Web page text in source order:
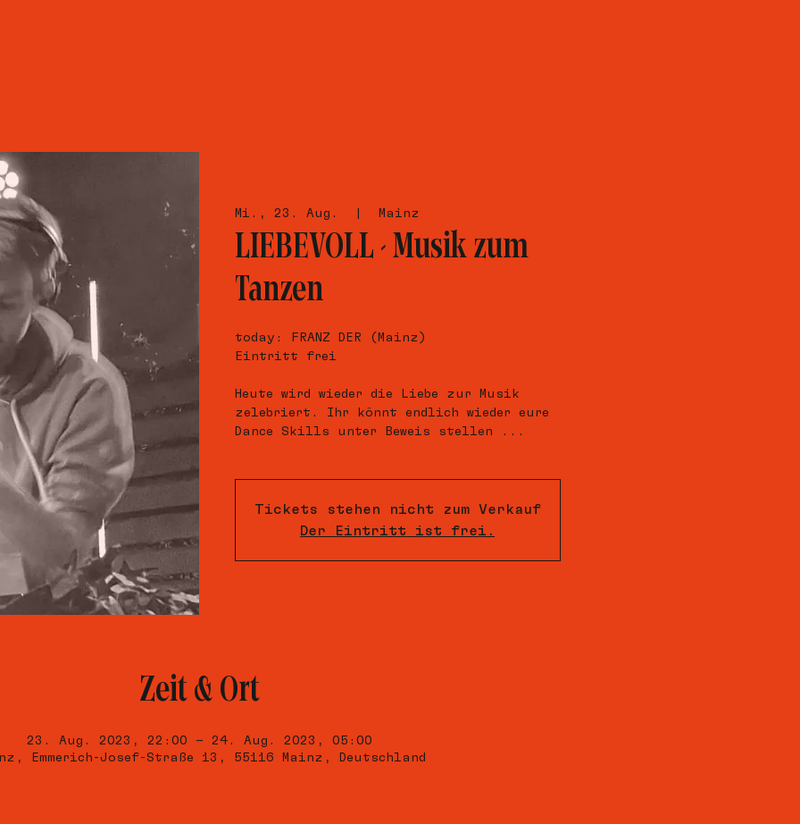
Mi., 23. Aug. Mainz
LIEBEVOLL - Musik zum
Tanzen
today: FRANZ DER (Mainz)
Eintritt frei
Heute wird wieder die Liebe zur Musik
zelebriert. Ihr könnt endlich wieder eure
Dance Skills unter Beweis stellen ...
Tickets stehen nicht zum Verkauf
Der Eintritt ist frei.
Zeit & Ort
23. Aug. 2023, 22:00 – 24. Aug. 2023, 05:00
Emmerich-Josef-Straße 13, 55116 Mainz, Deutschland